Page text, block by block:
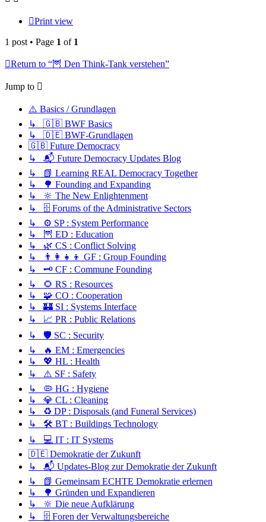
Print view
1 post • Page 1 of 1
Return to “🦉 Den Think-Tank verstehen”
Jump to
⚠️ Basics / Grundlagen
↳ 🇬🇧 BWF Basics
↳ 🇩🇪 BWF-Grundlagen
🇬🇧 Future Democracy
↳ 📬 Future Democracy Updates Blog
↳ 📗 Learning REAL Democracy Together
↳ 🌳 Founding and Expanding
↳ 🔆 The New Enlightenment
↳ 🗄️ Forums of the Administrative Sectors
↳ ⚙️ SP : System Performance
↳ 🦉 ED : Education
↳ 🌿 CS : Conflict Solving
↳ 👨‍👩‍👧‍👦 GF : Group Founding
↳ 🗝️ CF : Commune Founding
↳ 🌻 RS : Resources
↳ 🧩 CO : Cooperation
↳ 🏰 SI : Systems Interface
↳ 📈 PR : Public Relations
↳ 🛡️ SC : Security
↳ 🔥 EM : Emergencies
↳ 💖 HL : Health
↳ ⚠️ SF : Safety
↳ 🦠 HG : Hygiene
↳ 💎 CL : Cleaning
↳ ♻️ DP : Disposals (and Funeral Services)
↳ 🛠️ BT : Buildings Technology
↳ 💻 IT : IT Systems
🇩🇪 Demokratie der Zukunft
↳ 📬 Updates-Blog zur Demokratie der Zukunft
↳ 📗 Gemeinsam ECHTE Demokratie erlernen
↳ 🌳 Gründen und Expandieren
↳ 🔆 Die neue Aufklärung
↳ 🗄️ Foren der Verwaltungsbereiche